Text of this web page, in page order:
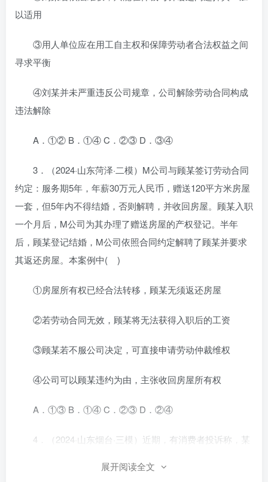
以适用
③用人单位应在用工自主权和保障劳动者合法权益之间
寻求平衡
④刘某并未严重违反公司规章，公司解除劳动合同构成
违法解除
A．①② B．①④ C．②③ D．③④
3．（2024·山东菏泽·二模）M公司与顾某签订劳动合同
约定：服务期5年，年薪30万元人民币，赠送120平方米房屋
一套，但5年内不得结婚，否则解聘，并收回房屋。顾某入职
一个月后，M公司为其办理了赠送房屋的产权登记。半年
后，顾某登记结婚，M公司依照合同约定解聘了顾某并要求
其返还房屋。本案例中( )
①房屋所有权已经合法转移，顾某无须返还房屋
②若劳动合同无效，顾某将无法获得入职后的工资
③顾某若不服公司决定，可直接申请劳动仲裁维权
④公司可以顾某违约为由，主张收回房屋所有权
A．①③ B．①④ C．②③ D．②④
4．（2024·山东烟台·三模）近期，有消费者投诉称，某
对AI功能的使用，存在随意修改会员等级、“套娃式”收费等
展开阅读全文